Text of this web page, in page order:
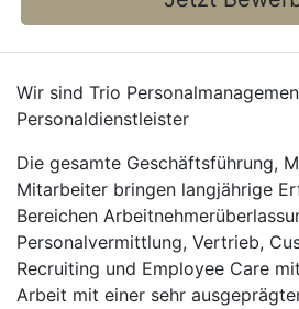
Wir sind Trio
Personaldienstleister
Die gesamte Geschäftsführung,
Mitarbeiter bringen langjährige
Bereichen
Personalvermittlung, Vertrieb,
Recruiting und Employee Care
Arbeit mit einer sehr